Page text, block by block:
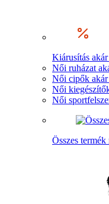
Kiárusítás
Női ruházat
Női cipők
Női
Női
Összes